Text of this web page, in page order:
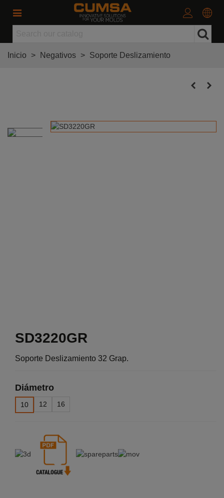
Inicio > Negativos > Soporte Deslizamiento
SD3220GR
Soporte Deslizamiento 32 Grap.
Diámetro
10 12 16